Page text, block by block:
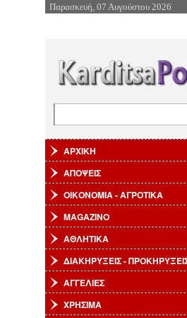
Επιστροφή στην
Παρασκευή, 07 Αυγούστου 2026
ΑΡΧΙΚΗ
ΑΠΟΨΕΙΣ
ΟΙΚΟΝΟΜΙΑ - ΑΓΡΟΤΙΚΑ
MAGAZINO
ΑΘΛΗΤΙΚΑ
ΔΙΑΚΗΡΥΞΕΙΣ -
ΑΓΓΕΛΙΕΣ
ΧΡΗΣΙΜΑ